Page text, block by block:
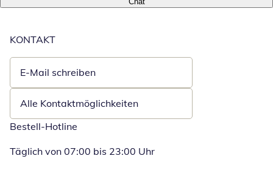
KONTAKT
E-Mail schreiben
Öffnet E-Mail-Client
Alle Kontaktmöglichkeiten
Bestell-Hotline
Täglich von 07:00 bis 23:00 Uhr